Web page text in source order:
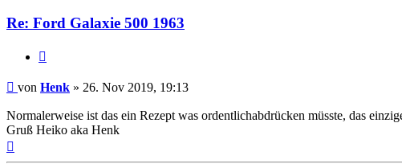
Re: Ford Galaxie 500 1963
Beitrag
von Henk » 26. Nov 2019, 19:13
Normalerweise ist das ein Rezept was ordentlichabdrücken müsste, das
Gruß Heiko aka Henk